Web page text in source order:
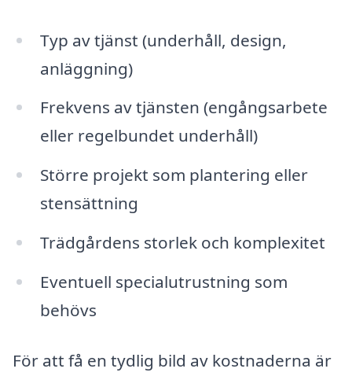
Typ av tjänst (underhåll, design,
anläggning)
Frekvens av tjänsten (engångsarbete
eller regelbundet underhåll)
Större projekt som plantering eller
stensättning
Trädgårdens storlek och komplexitet
Eventuell specialutrustning som
behövs
För att få en tydlig bild av kostnaderna är